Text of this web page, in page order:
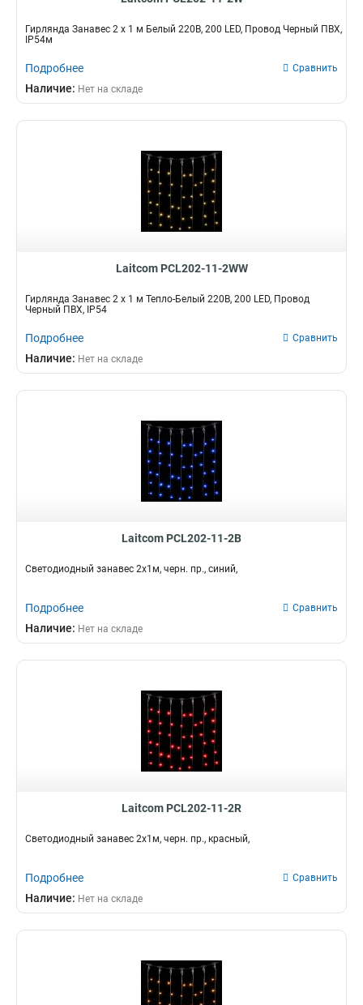
Гирлянда Занавес 2 x 1 м Белый 220В, 200 LED, Провод Черный ПВХ,
IP54м
Подробнее Сравнить
Наличие: Нет на складе
Laitcom PCL202-11-2WW
Гирлянда Занавес 2 x 1 м Тепло-Белый 220В, 200 LED, Провод
Черный ПВХ, IP54
Подробнее Сравнить
Наличие: Нет на складе
Laitcom PCL202-11-2B
Светодиодный занавес 2x1м, черн. пр., синий,
Подробнее Сравнить
Наличие: Нет на складе
Laitcom PCL202-11-2R
Светодиодный занавес 2x1м, черн. пр., красный,
Подробнее Сравнить
Наличие: Нет на складе